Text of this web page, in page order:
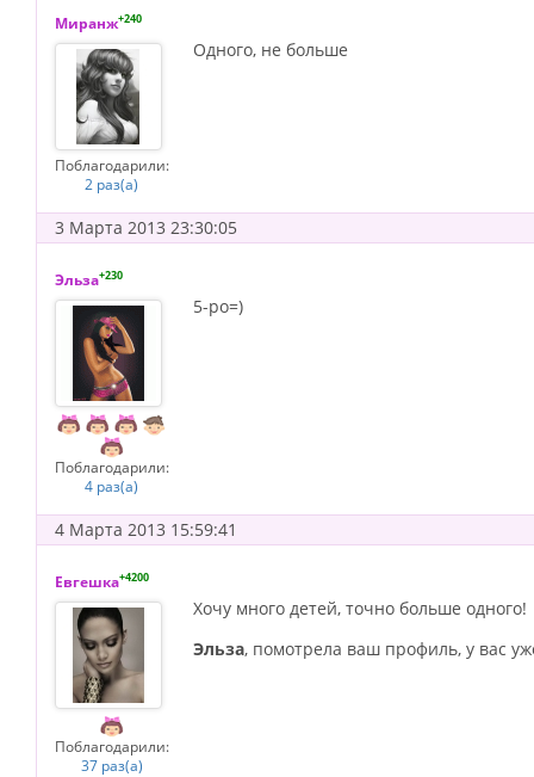
Миранж+240
Поблагодарили:
2 раз(а)
Одного, не больше
3 Марта 2013 23:30:05
Эльза+230
Поблагодарили:
4 раз(а)
5-ро=)
4 Марта 2013 15:59:41
Евгешка+4200
Поблагодарили:
37 раз(а)
Хочу много детей, точно больше одного!
Эльза, помотрела ваш профиль, у вас